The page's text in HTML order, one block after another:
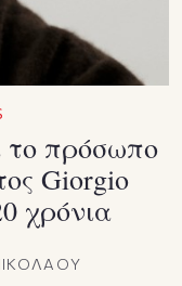
το πρόσωπο
Giorgio
χρόνια